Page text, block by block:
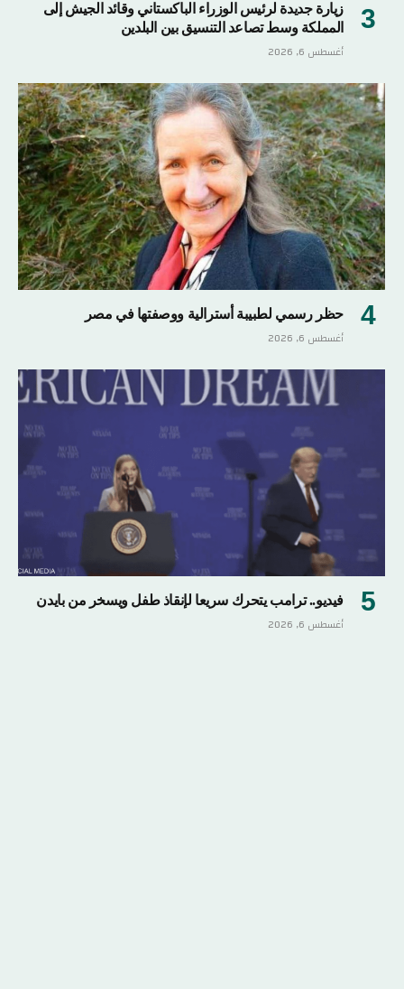
زيارة جديدة لرئيس الوزراء الباكستاني وقائد الجيش إلى
المملكة وسط تصاعد التنسيق بين البلدين
أغسطس 6, 2026
حظر رسمي لطبيبة أسترالية ووصفتها في مصر
أغسطس 6, 2026
فيديو.. ترامب يتحرك سريعا لإنقاذ طفل ويسخر من بايدن
أغسطس 6, 2026